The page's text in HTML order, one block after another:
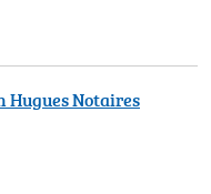
Notaires